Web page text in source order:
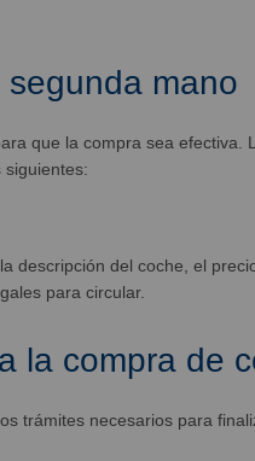
mano
que la compra sea efectiva.
del coche, el
para circular.
la compra de
trámites necesarios para